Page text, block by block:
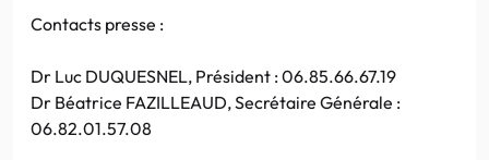
Contacts presse :
Dr Luc DUQUESNEL, Président : 06.85.66.67.19
Dr Béatrice FAZILLEAUD, Secrétaire Générale :
06.82.01.57.08